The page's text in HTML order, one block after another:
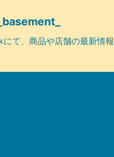
て、商品や店舗の最新情報